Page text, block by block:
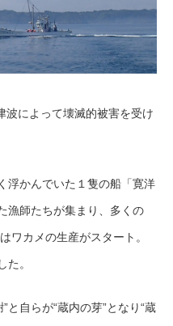
波によって壊滅的被害を受け
浮かんでいた１隻の船「寛洋
漁師たちが集まり、多くの
ワカメの生産がスタート。
た。
と自らが“蔵内の芽”となり“蔵